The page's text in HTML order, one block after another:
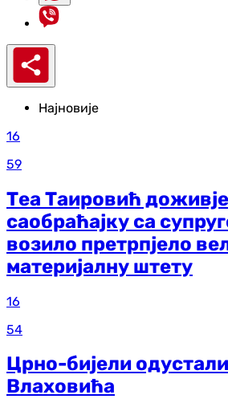
Најновије
16
59
Теа Таировић
саобраћајку са
возило претрпјело
материјалну штету
16
54
Црно-бијели
Влаховића